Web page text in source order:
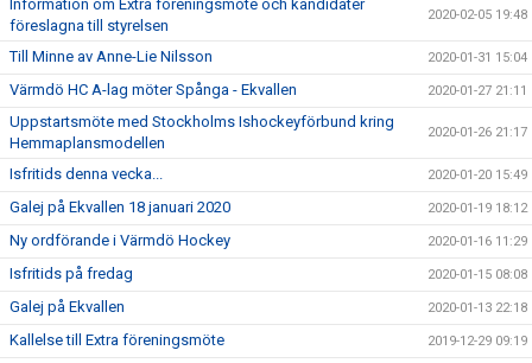
Information om Extra föreningsmöte och kandidater
föreslagna till styrelsen
2020-02-05 19:48
Till Minne av Anne-Lie Nilsson 2020-01-31 15:04
Värmdö HC A-lag möter Spånga - Ekvallen 2020-01-27 21:11
Uppstartsmöte med Stockholms Ishockeyförbund kring
Hemmaplansmodellen
2020-01-26 21:17
Isfritids denna vecka... 2020-01-20 15:49
Galej på Ekvallen 18 januari 2020 2020-01-19 18:12
Ny ordförande i Värmdö Hockey 2020-01-16 11:29
Isfritids på fredag 2020-01-15 08:08
Galej på Ekvallen 2020-01-13 22:18
Kallelse till Extra föreningsmöte 2019-12-29 09:19